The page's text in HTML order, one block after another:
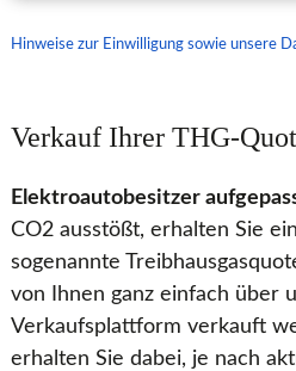
Hinweise zur Einwilligung sowie unsere
Verkauf Ihrer THG-
Elektroautobesitzer
CO2 ausstößt, erhalten Sie
sogenannte
von Ihnen ganz einfach über
Verkaufsplattform verkauft
erhalten Sie dabei, je nach